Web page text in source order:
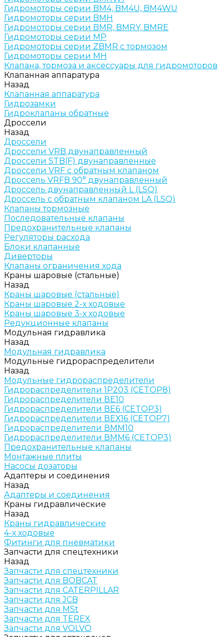
Гидромоторы серии BМ4, BM4U, BМ4WU
Гидромоторы серии BМH
Гидромоторы серии BМR, BMRY, BМRE
Гидромоторы серии MP
Гидромоторы серии ZBMR с тормозом
Гидромоторы серии МH
Клапана, тормоза и аксессуары для гидромоторов
Клапанная аппаратура
Назад
Клапанная аппаратура
Гидрозамки
Гидроклапаны обратные
Дроссели
Назад
Дроссели
Дроссели VRB двунаправленный
Дроссели STB(F) двунаправленные
Дроссели VRF с обратным клапаном
Дроссель VRFB 90° двунаправленный
Дроссель двунаправленный L (LSQ)
Дроссель с обратным клапаном LA (LSQ)
Клапаны тормозные
Последовательные клапаны
Предохранительные клапаны
Регуляторы расхода
Блоки клапанные
Диверторы
Клапаны ограничения хода
Краны шаровые (стальные)
Назад
Краны шаровые (стальные)
Краны шаровые 2-х ходовые
Краны шаровые 3-х ходовые
Редукционные клапаны
Модульная гидравлика
Назад
Модульная гидравлика
Модульные гидрораспределители
Назад
Модульные гидрораспределители
Гидрораспределители 1Р203 (CETOP8)
Гидрораспределители ВЕ10
Гидрораспределители ВЕ6 (CETOP3)
Гидрораспределители ВЕХ16 (CETOP7)
Гидрораспределители ВММ10
Гидрораспределители ВММ6 (CETOP3)
Предохранительные клапаны
Монтажные плиты
Насосы дозаторы
Адаптеры и соединения
Назад
Адаптеры и соединения
Краны гидравлические
Назад
Краны гидравлические
4-х ходовые
Фитинги для пневматики
Запчасти для спецтехники
Назад
Запчасти для спецтехники
Запчасти для BOBCAT
Запчасти для CATERPILLAR
Запчасти для JCB
Запчасти для MSt
Запчасти для TEREX
Запчасти для VOLVO